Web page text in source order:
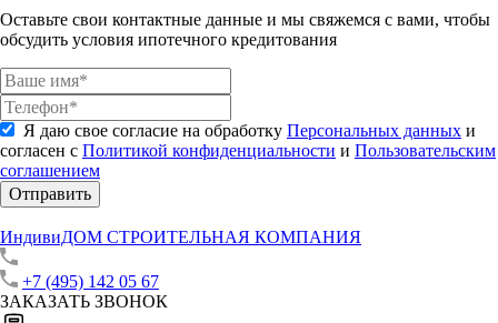
Оставьте свои контактные данные и мы свяжемся с вами, чтобы
обсудить условия ипотечного кредитования
Я даю свое согласие на обработку Персональных данных и
согласен с Политикой конфиденциальности и Пользовательским
соглашением
Отправить
ИндивиДОМ СТРОИТЕЛЬНАЯ КОМПАНИЯ
+7 (495) 142 05 67
ЗАКАЗАТЬ ЗВОНОК